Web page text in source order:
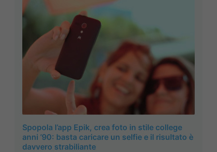
Spopola l’app Epik, crea foto in stile college
anni ’90: basta caricare un selfie e il risultato è
davvero strabiliante